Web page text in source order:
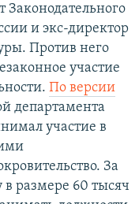
и экс-директор
Против него
участие
По версии
департамента
участие в
За
в размере 60 тысяч